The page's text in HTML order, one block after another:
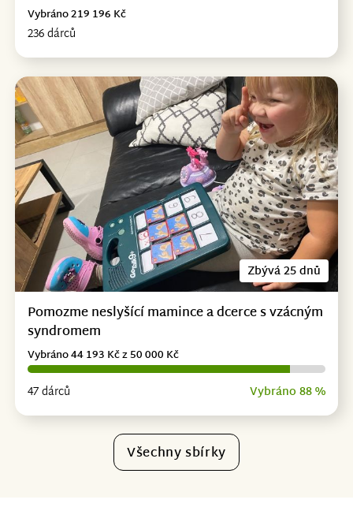
236 dárců
Vybráno 219 196 Kč
Zbývá 25 dnů
Pomozme neslyšící mamince a dcerce s vzácným
syndromem
47 dárců Vybráno 88 %
Vybráno 44 193 Kč z 50 000 Kč
Všechny sbírky